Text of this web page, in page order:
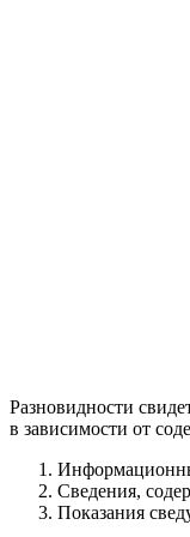
Разновидности
в зависимости от
Сведения,
Показания